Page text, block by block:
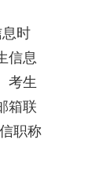
时
信息
考生
箱联
职称